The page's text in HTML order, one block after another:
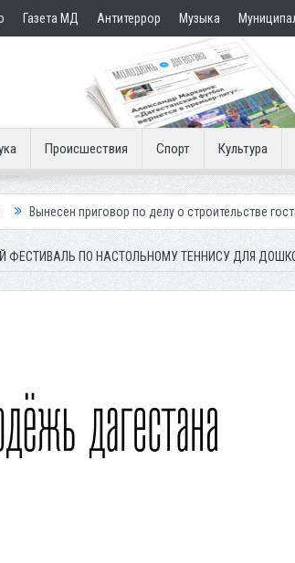
Газета МД Антитеррор Музыка
Происшествия Спорт Культура
по делу о строительстве гостиницы у
ФЕСТИВАЛЬ ПО НАСТОЛЬНОМУ ТЕННИСУ ДЛЯ